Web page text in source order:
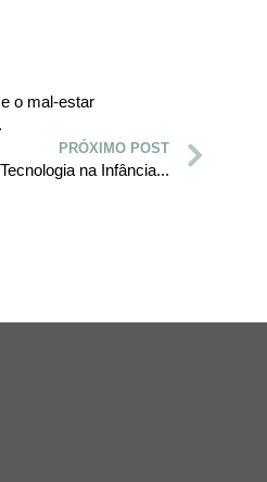
o mal-estar
PRÓXIMO POST
na Infância...